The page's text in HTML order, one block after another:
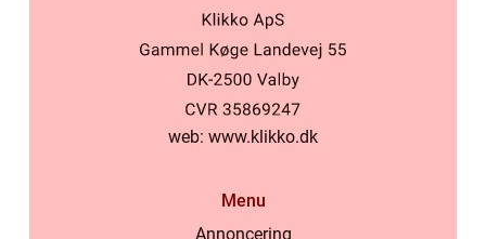
web: www.klikko.dk
Menu
Annoncering